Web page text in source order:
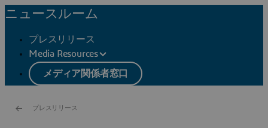
ニュースルーム
プレスリリース
Media Resources
メディア関係者窓口
プレスリリース